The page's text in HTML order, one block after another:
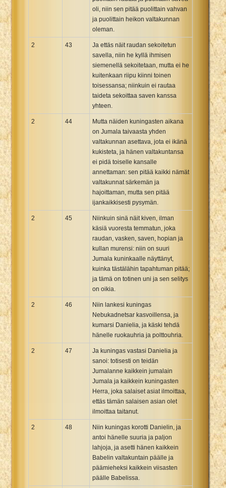
oli, niin sen pitää puolittain vahvan
ja puolittain heikon valtakunnan
oleman.
2 43
Ja ettäs näit raudan sekoitetun
savella, niin he kyllä ihmisen
siemenellä sekoitetaan, mutta ei he
kuitenkaan riipu kiinni toinen
toisessansa; niinkuin ei rautaa
taideta sekoittaa saven kanssa
yhteen.
2 44
Mutta näiden kuningasten aikana
on Jumala taivaasta yhden
valtakunnan asettava, jota ei ikänä
kukisteta, ja hänen valtakuntansa
ei pidä toiselle kansalle
annettaman: sen pitää kaikki nämät
valtakunnat särkemän ja
hajoittaman, mutta sen pitää
ijankaikkisesti pysymän.
2 45
Niinkuin sinä näit kiven, ilman
käsiä vuoresta temmatun, joka
raudan, vasken, saven, hopian ja
kullan murensi: niin on suuri
Jumala kuninkaalle näyttänyt,
kuinka tästälähin tapahtuman pitää;
ja tämä on totinen uni ja sen selitys
on oikia.
2 46
Niin lankesi kuningas
Nebukadnetsar kasvoillensa, ja
kumarsi Danielia, ja käski tehdä
hänelle ruokauhria ja polttouhria.
2 47
Ja kuningas vastasi Danielia ja
sanoi: totisesti on teidän
Jumalanne kaikkein jumalain
Jumala ja kaikkein kuningasten
Herra, joka salaiset asiat ilmoittaa,
ettäs tämän salaisen asian olet
ilmoittaa taitanut.
2 48
Niin kuningas korotti Danielin, ja
antoi hänelle suuria ja paljon
lahjoja, ja asetti hänen kaikkein
Babelin valtakuntain päälle ja
päämieheksi kaikkein viisasten
päälle Babelissa.